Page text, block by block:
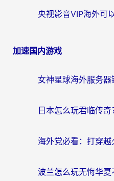
加速国内游戏